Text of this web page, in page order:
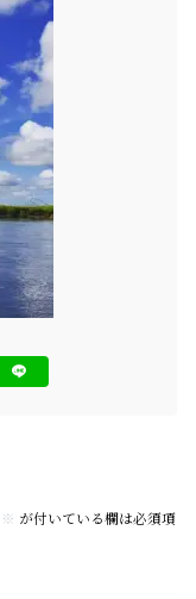
※ が付いている欄は必須項